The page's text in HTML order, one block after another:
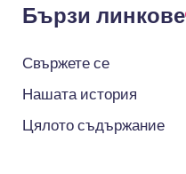
Бързи линкове
Свържете се
Нашата история
Цялото съдържание